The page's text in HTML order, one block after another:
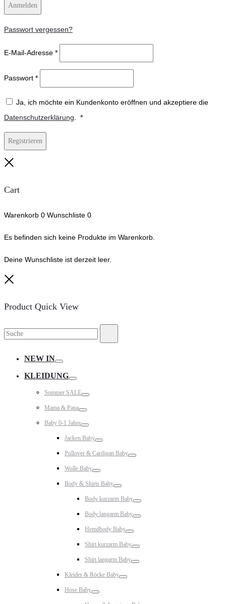
Anmelden
Passwort vergessen?
E-Mail-Adresse *
Passwort *
Ja, ich möchte ein Kundenkonto eröffnen und akzeptiere die
Datenschutzerklärung
*Erforderlich
Registrieren
Cart
Warenkorb 0 Wunschliste 0
Es befinden sich keine Produkte im Warenkorb.
Deine Wunschliste ist derzeit leer.
Product Quick View
Suche
NEW IN
KLEIDUNG
Sommer SALE
Mama & Papa
Baby 0-1 Jahre
Jacken Baby
Pullover & Cardigan Baby
Wolle Baby
Body & Shirts Baby
Body kurzarm Baby
Body langarm Baby
Hemdbody Baby
Shirt kurzarm Baby
Shirt langarm Baby
Kleider & Röcke Baby
Hose Baby